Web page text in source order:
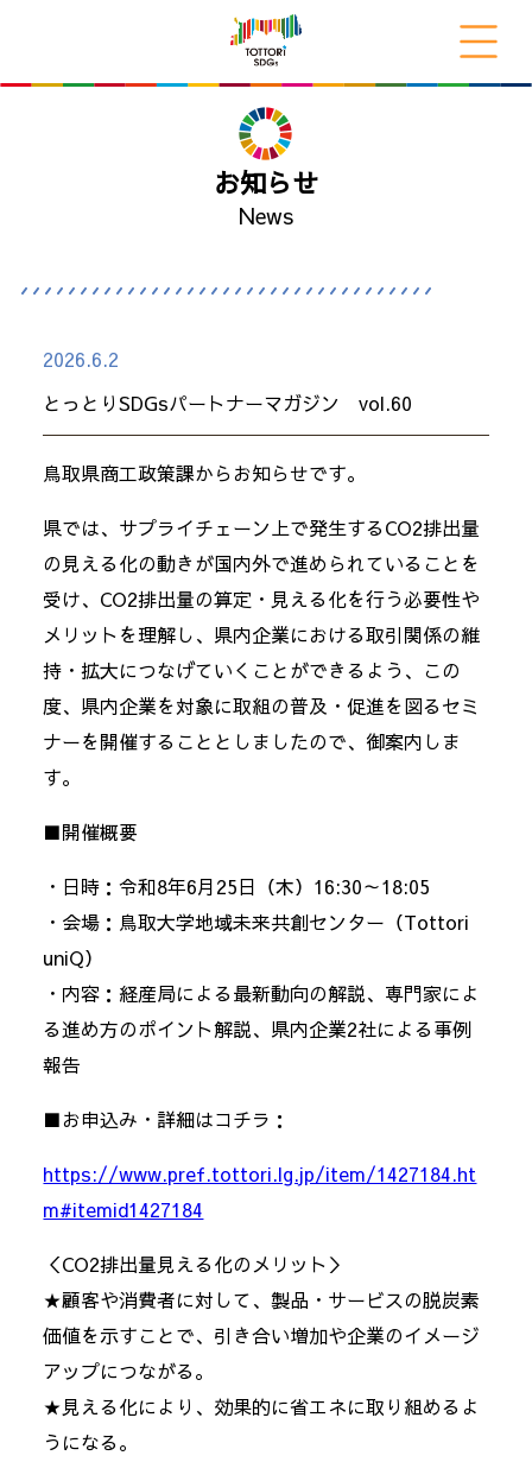
お知らせ
News
2026.6.2
とっとりSDGsパートナーマガジン vol.60
鳥取県商工政策課からお知らせです。
県では、サプライチェーン上で発生するCO2排出量
の見える化の動きが国内外で進められていることを
受け、CO2排出量の算定・見える化を行う必要性や
メリットを理解し、県内企業における取引関係の維
持・拡大につなげていくことができるよう、この
度、県内企業を対象に取組の普及・促進を図るセミ
ナーを開催することとしましたので、御案内しま
す。
■開催概要
・日時：令和8年6月25日（木）16:30～18:05
・会場：鳥取大学地域未来共創センター（Tottori
uniQ）
・内容：経産局による最新動向の解説、専門家によ
る進め方のポイント解説、県内企業2社による事例
報告
■お申込み・詳細はコチラ：
https://www.pref.tottori.lg.jp/item/1427184.ht
m#itemid1427184
＜CO2排出量見える化のメリット＞
★顧客や消費者に対して、製品・サービスの脱炭素
価値を示すことで、引き合い増加や企業のイメージ
アップにつながる。
★見える化により、効果的に省エネに取り組めるよ
うになる。